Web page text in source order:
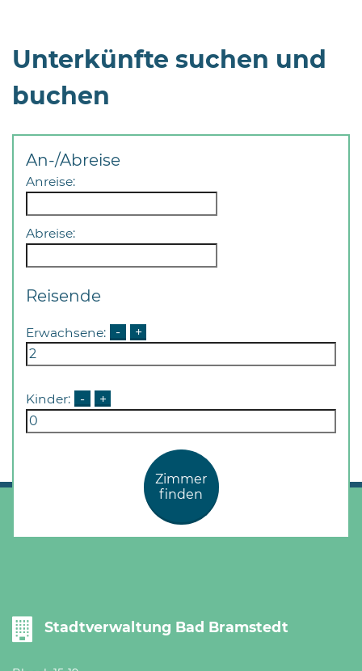
Unterkünfte suchen und
buchen
An-/Abreise
Anreise:
Abreise:
Reisende
Erwachsene: - +
Kinder: - +
Zimmer
finden
Stadtverwaltung Bad Bramstedt